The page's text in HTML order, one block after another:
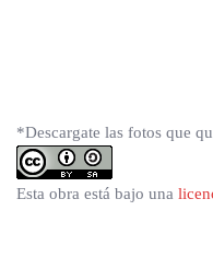
*Descargate las fotos que
Esta obra está bajo una